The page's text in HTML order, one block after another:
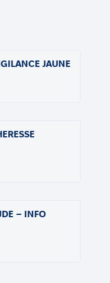
JAUNE
– INFO